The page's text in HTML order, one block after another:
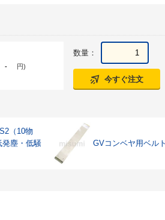
- 円)
数量：
今すぐ注文
（10物
塵・低騒
GVコンベヤ用ベル